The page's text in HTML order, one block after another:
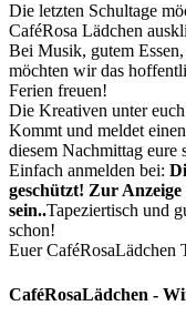
Die letzten Schultage
CaféRosa Lädchen
Bei Musik, gutem
möchten wir das
Ferien freuen!
Die Kreativen unter
Kommt und meldet
diesem Nachmittag eure
Einfach anmelden bei:
geschützt! Zur
sein..Tapeziertisch und
schon!
Euer CaféRosaLädchen
CaféRosaLädchen -